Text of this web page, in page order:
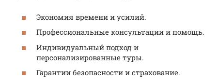
Экономия времени и усилий.
Профессиональные консультации и помощь.
Индивидуальный подход и
персонализированные туры.
Гарантии безопасности и страхование.